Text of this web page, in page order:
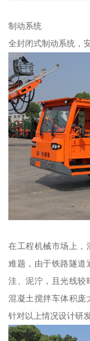
制动系统
全封闭式制动系统，
在工程机械市场上，
难题，由于铁路隧道
洼、泥泞，且光线较
混凝土搅拌车体积庞
针对以上情况设计研